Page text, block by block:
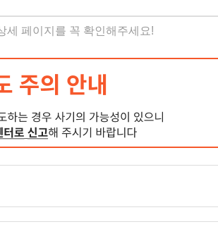
세 페이지를 꼭 확인해주세요!